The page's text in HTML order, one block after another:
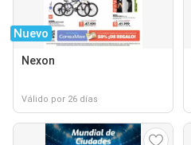
Nuevo
Nexon
Válido por 26 días